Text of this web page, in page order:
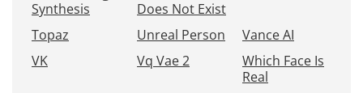
Synthesis
Does Not Exist
Topaz Unreal Person
Vance AI
VK
Vq Vae 2
Which Face Is
Real